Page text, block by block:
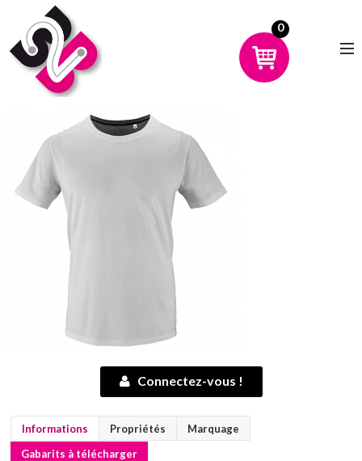
CHOISIR UN PRODUIT
AVANTAGES
0
Connectez-vous !
Informations Propriétés
Marquage
Gabarits à télécharger